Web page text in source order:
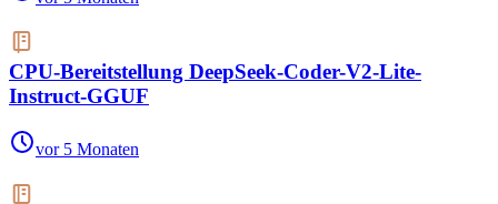
CPU-Bereitstellung DeepSeek-Coder-V2-Lite-
Instruct-GGUF
vor 5 Monaten